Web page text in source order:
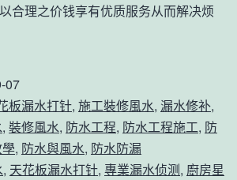
合理之价钱享有优质服务从而解决烦
07
板漏水打针, 施工裝修風水, 漏水修补,
, 裝修風水, 防水工程, 防水工程施工, 防
, 防水與風水, 防水防漏
, 天花板漏水打针, 專業漏水侦测, 廚房星